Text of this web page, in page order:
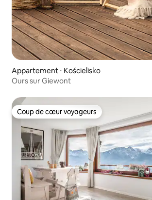
Appartement ⋅ Kościelisko
Ours sur Giewont
Coup de cœur voyageurs
Coup de cœur voyageurs